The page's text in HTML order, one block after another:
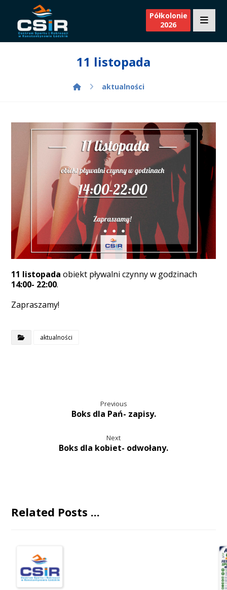
Półkolonie
2026
11 listopada
aktualności
11 listopada obiekt pływalni czynny w godzinach
14:00- 22:00.
Zapraszamy!
aktualności
Previous
Boks dla Pań- zapisy.
Next
Boks dla kobiet- odwołany.
Related Posts ...